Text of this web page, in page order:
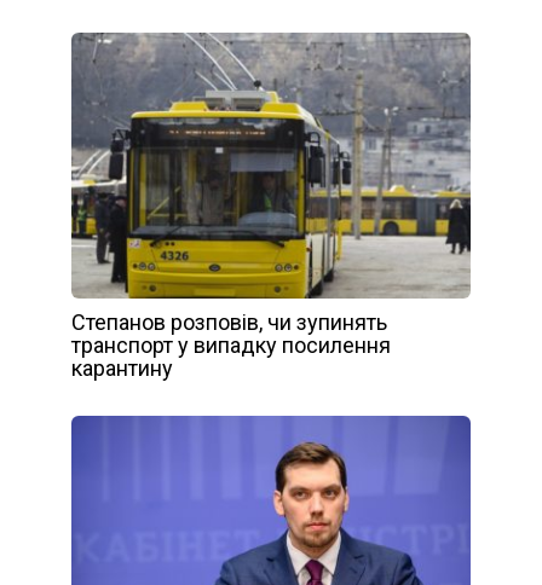
Степанов розповів, чи зупинять
транспорт у випадку посилення
карантину